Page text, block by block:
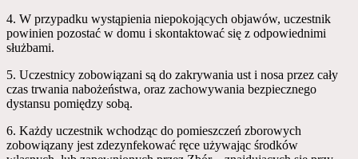
4. W przypadku wystąpienia niepokojących objawów, uczestnik
powinien pozostać w domu i skontaktować się z odpowiednimi
służbami.
5. Uczestnicy zobowiązani są do zakrywania ust i nosa przez cały
czas trwania nabożeństwa, oraz zachowywania bezpiecznego
dystansu pomiędzy sobą.
6. Każdy uczestnik wchodząc do pomieszczeń zborowych
zobowiązany jest zdezynfekować ręce używając środków